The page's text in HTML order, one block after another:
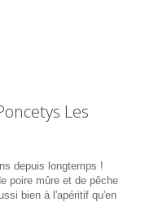
Les
depuis longtemps !
poire mûre et de pêche
bien à l'apéritif qu'en